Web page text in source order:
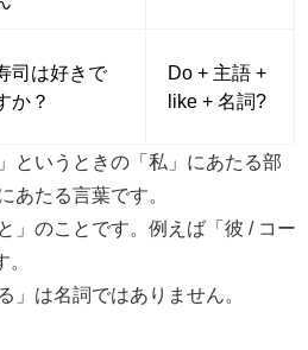
司は好きで
か？
Do + 主語 +
like + 名詞?
というときの「私」にあたる部
あたる言葉です。
」のことです。例えば「彼 / コー
」は名詞ではありません。